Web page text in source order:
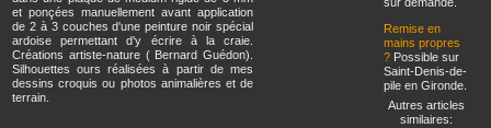
et ponçées manuellement avant application
de 2 à 3 couches d'une peinture noir spécial
ardoise permettant d'y écrire à la craie.
Créations artiste-nature ( Bernard Guédon).
Silhouettes ours réalisées à partir de mes
dessins croquis ou photos animalières et de
terrain.
Remise en
mains propres
? Possible sur
Saint-Denis-de-
pile en Gironde.
Autres articles
similaires: